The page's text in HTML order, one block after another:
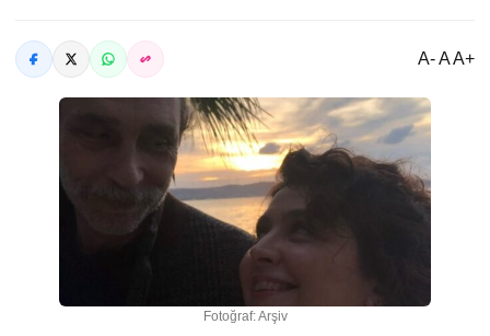
A- A A+
Fotoğraf: Arşiv